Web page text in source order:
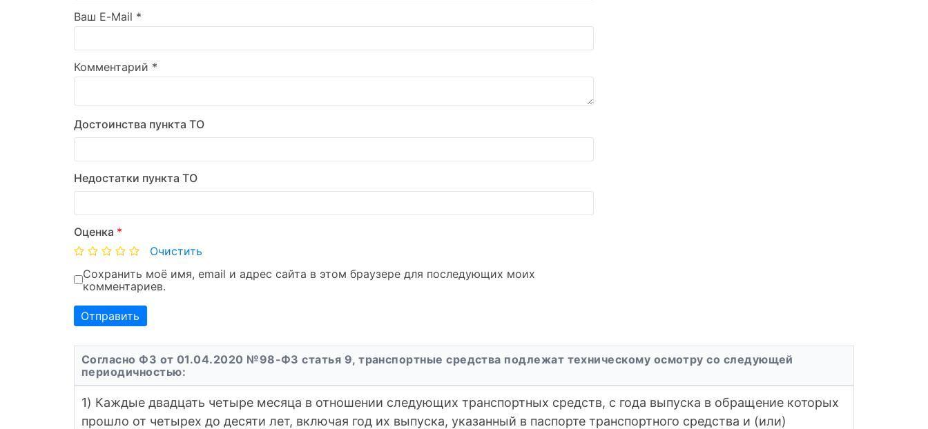
Ваш E-Mail *
Комментарий *
Достоинства пункта ТО
Недостатки пункта ТО
Оценка *
Очистить
Сохранить моё имя, email и адрес сайта в этом браузере для последующих моих
комментариев.
Согласно ФЗ от 01.04.2020 №98-ФЗ статья 9, транспортные средства подлежат техническому осмотру со следующей
периодичностью:
1) Каждые двадцать четыре месяца в отношении следующих транспортных средств, с года выпуска в обращение которых
прошло от четырех до десяти лет, включая год их выпуска, указанный в паспорте транспортного средства и (или)